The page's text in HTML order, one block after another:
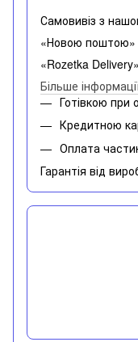
Самовивіз з
«Новою поштою»
«Rozetka
Більше
Готівкою при
Кредитною
Оплата
Гарантія від